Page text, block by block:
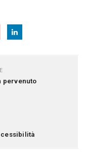
pervenuto